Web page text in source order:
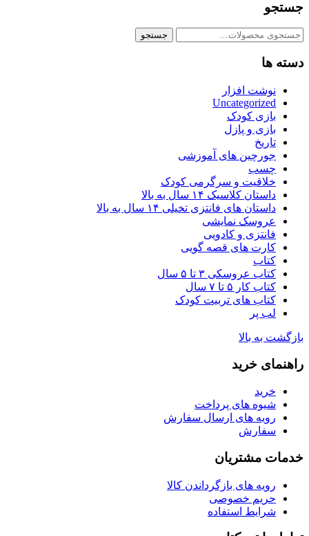
جستجو
جستجو
جستجو
دسته ها
نوشت افزار
Uncategorized
بازی کودک
بازی و پازل
تاریخ
جورچین های آموزشی
چسب
خلاقیت و سرگرمی کودک
داستان کلاسیک ۱۴ سال به بالا
داستان های فانتزی تخیلی ۱۴ سال به بالا
عروسک نمایشی
فانتزی و کادویی
کارت های قصه گویی
کتاب
کتاب عروسکی ۳ تا ۵ سال
کتاب کار ۵ تا ۷ سال
کتاب های تربیت کودک
لب پر
بازگشت به بالا
راهنمای خرید
خرید
شیوه های پرداخت
رویه های ارسال سفارش
سفارش
خدمات مشتریان
رویه های بازگرداندن کالا
حریم خصوصی
شرایط استفاده